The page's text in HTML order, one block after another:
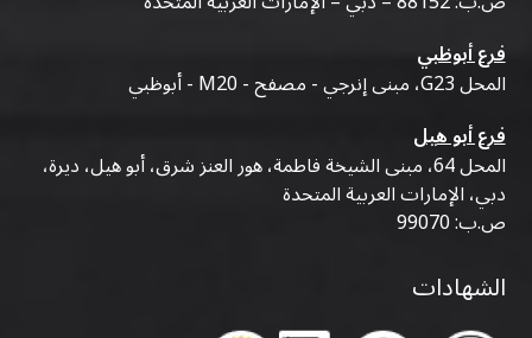
فرع أبوظبي
المحل G23، مبنى إنرجي - مصفح - M20 - أبوظبي
فرع أبو هيل
المحل 64، مبنى الشيخة فاطمة، هور العنز شرق، أبو هيل، ديرة،
دبي، الإمارات العربية المتحدة
ص.ب: 99070
الشهادات